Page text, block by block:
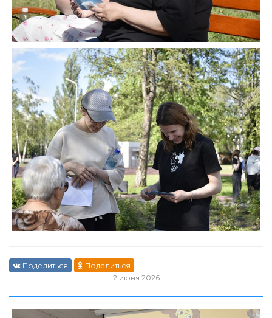
Поделиться
Поделиться
2 июня 2026